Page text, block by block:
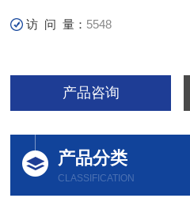
访 问 量： 5548
产品咨询
产品分类
CLASSIFICATION